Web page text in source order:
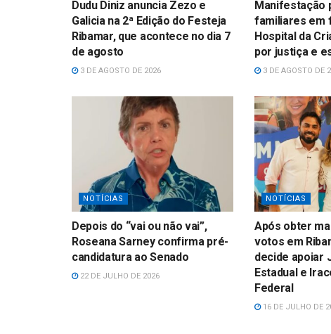
Dudu Diniz anuncia Zezo e
Galicia na 2ª Edição do Festeja
Ribamar, que acontece no dia 7
de agosto
3 DE AGOSTO DE 2026
Manifestação
familiares em
Hospital da
por justiça e
3 DE AGOSTO DE
NOTÍCIAS
Depois do “vai ou não vai”,
Roseana Sarney confirma pré-
candidatura ao Senado
22 DE JULHO DE 2026
NOTÍCIAS
Após obter
votos em
decide apoiar
Estadual e
Federal
16 DE JULHO DE